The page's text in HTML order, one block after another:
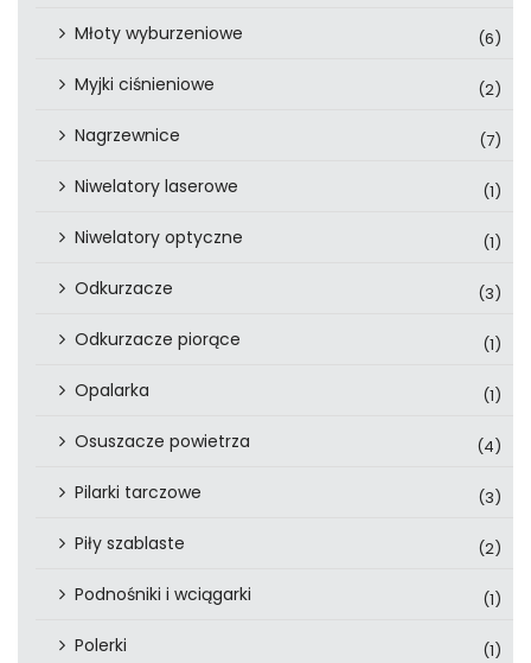
Młoty wyburzeniowe (6)
Myjki ciśnieniowe (2)
Nagrzewnice (7)
Niwelatory laserowe (1)
Niwelatory optyczne (1)
Odkurzacze (3)
Odkurzacze piorące (1)
Opalarka (1)
Osuszacze powietrza (4)
Pilarki tarczowe (3)
Piły szablaste (2)
Podnośniki i wciągarki (1)
Polerki (1)